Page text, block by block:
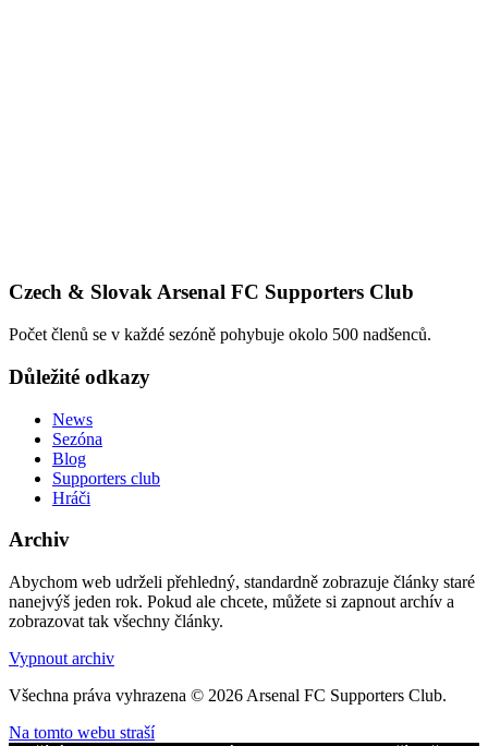
Czech & Slovak Arsenal FC Supporters Club
Počet členů se v každé sezóně pohybuje okolo 500 nadšenců.
Důležité odkazy
News
Sezóna
Blog
Supporters club
Hráči
Archiv
Abychom web udrželi přehledný, standardně zobrazuje články staré
nanejvýš jeden rok. Pokud ale chcete, můžete si zapnout archív a
zobrazovat tak všechny články.
Vypnout archiv
Všechna práva vyhrazena © 2026 Arsenal FC Supporters Club.
Na tomto webu straší